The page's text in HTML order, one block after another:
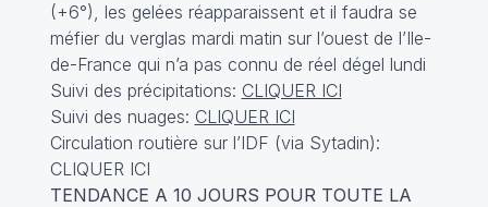
(+6°), les gelées réapparaissent et il faudra se
méfier du verglas mardi matin sur l’ouest de l’Ile-
de-France qui n’a pas connu de réel dégel lundi
Suivi des précipitations: CLIQUER ICI
Suivi des nuages: CLIQUER ICI
Circulation routière sur l’IDF (via Sytadin):
CLIQUER ICI
TENDANCE A 10 JOURS POUR TOUTE LA